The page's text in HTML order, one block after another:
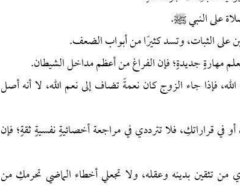
فإذا جاء الزوج كان نعمةً تضاف إلى نعم الله، لا أنه أصل
في قراراتكِ، فلا تترددي في مراجعة أخصائيةٍ نفسيةٍ ثقةٍ؛ فإن
تثقين بدينه وعقله، ولا تجعلي أخطاء الماضي تحرمكِ من